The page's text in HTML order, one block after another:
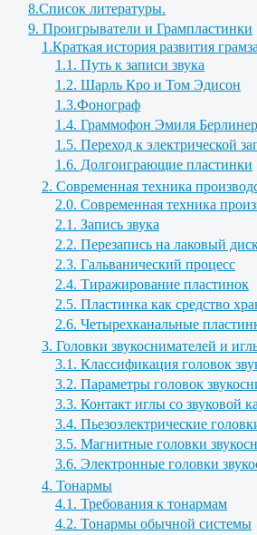
8.Список литературы.
9. Проигрыватели и Грампластинки
1.Краткая история развития
1.1. Путь к записи звука
1.2. Шарль Кро и Том Эдисон
1.3.Фонограф
1.4. Граммофон Эмиля
1.5. Переход к электрической
1.6. Долгоиграющие пластинки
2. Современная техника
2.0. Современная техника
2.1. Запись звука
2.2. Перезапись на лаковый
2.3. Гальванический процесс
2.4. Тиражирование пластинок
2.5. Пластинка как средство
2.6. Четырехканальные
3. Головки звукоснимателей и
3.1. Классификация головок
3.2. Параметры головок
3.3. Контакт иглы со звуковой
3.4. Пьезоэлектрические
3.5. Магнитные головки
3.6. Электронные головки
4. Тонармы
4.1. Требования к тонармам
4.2. Тонармы обычной системы